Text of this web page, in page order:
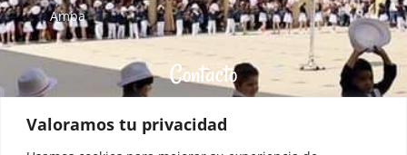
Valoramos tu privacidad
Ampa
Contacto
colegio@blancadecastilla.es